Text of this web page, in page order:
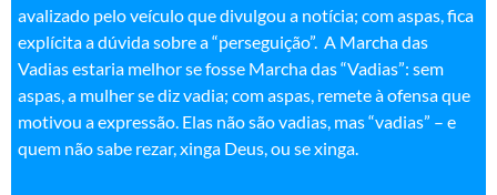
avalizado pelo veículo que divulgou a notícia; com aspas, fica
explícita a dúvida sobre a “perseguição”. A Marcha das
Vadias estaria melhor se fosse Marcha das “Vadias”: sem
aspas, a mulher se diz vadia; com aspas, remete à ofensa que
motivou a expressão. Elas não são vadias, mas “vadias” – e
quem não sabe rezar, xinga Deus, ou se xinga.